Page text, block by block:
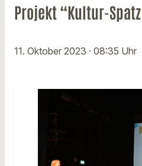
Projekt “Kultur-
11. Oktober 2023 · 08:35 Uhr